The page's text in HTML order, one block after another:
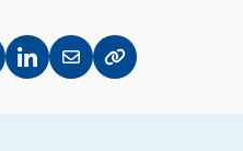
Twitterissä
Jaa LinkedInissä
Jaa sähköpostitse
Kopioi linkki